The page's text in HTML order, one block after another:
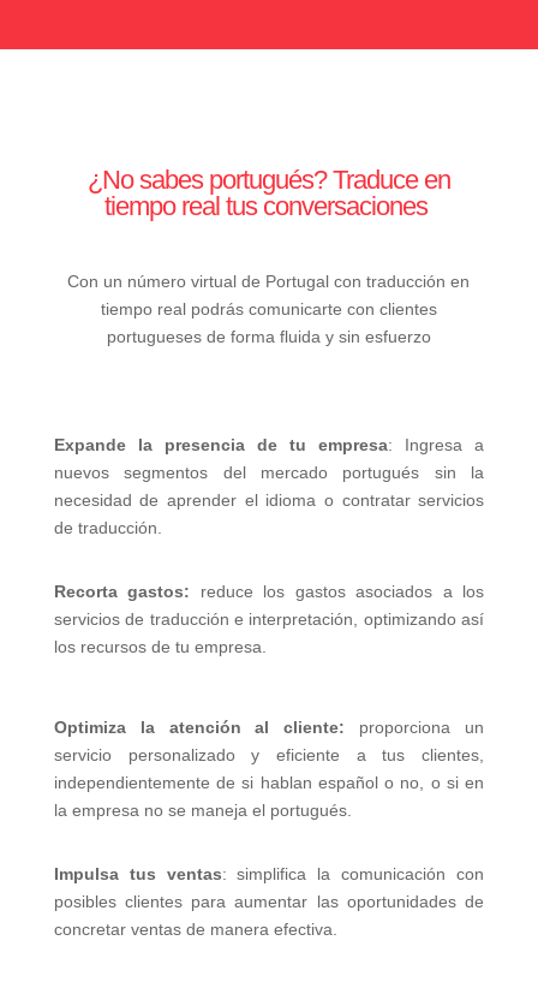
¿No sabes portugués? Traduce en
tiempo real tus conversaciones
Con un número virtual de Portugal con traducción en
tiempo real podrás comunicarte con clientes
portugueses de forma fluida y sin esfuerzo
Expande la presencia de tu empresa: Ingresa a
nuevos segmentos del mercado portugués sin la
necesidad de aprender el idioma o contratar servicios
de traducción.
Recorta gastos: reduce los gastos asociados a los
servicios de traducción e interpretación, optimizando así
los recursos de tu empresa.
Optimiza la atención al cliente: proporciona un
servicio personalizado y eficiente a tus clientes,
independientemente de si hablan español o no, o si en
la empresa no se maneja el portugués.
Impulsa tus ventas: simplifica la comunicación con
posibles clientes para aumentar las oportunidades de
concretar ventas de manera efectiva.